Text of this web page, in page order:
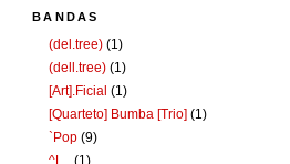
BANDAS
(del.tree) (1)
(dell.tree) (1)
[Art].Ficial (1)
[Quarteto] Bumba [Trio] (1)
`Pop (9)
^L_
(1)